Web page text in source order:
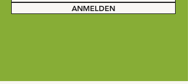
ANMELDEN